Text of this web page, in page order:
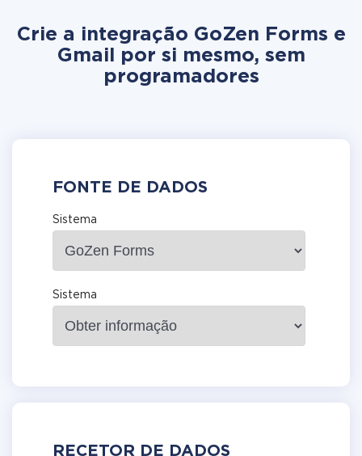
Crie a integração GoZen Forms e
Gmail por si mesmo, sem
programadores
FONTE DE DADOS
Sistema
Sistema
RECETOR DE DADOS